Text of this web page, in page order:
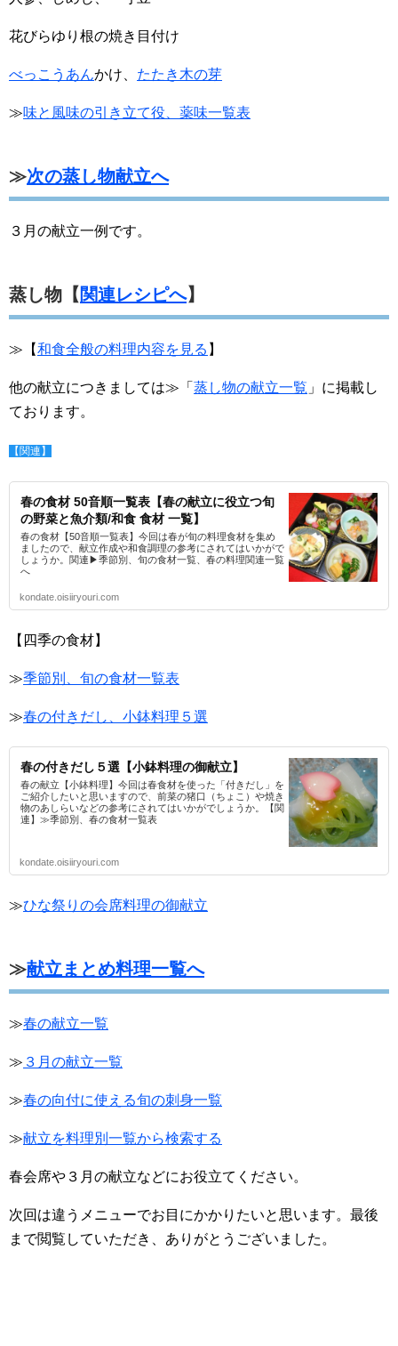
花びらゆり根の焼き目付け
べっこうあんかけ、 たたき木の芽
≫味と風味の引き立て役、薬味一覧表
≫次の蒸し物献立へ
３月の献立一例です。
蒸し物【 関連レシピへ】
≫【和食全般の料理内容を見る 】
他の献立につきましては≫「 蒸し物の献立一覧 」に掲載し
ております。
【関連】
春の食材 50音順一覧表【春の献立に役立つ旬
の野菜と魚介類/和食 食材 一覧】
春の食材【50音順一覧表】今回は春が旬の料理食材を集め
ましたので、献立作成や和食調理の参考にされてはいかがで
しょうか。関連▶季節別、旬の食材一覧、春の料理関連一覧
へ
kondate.oisiiryouri.com
【四季の食材】
≫季節別、旬の食材一覧表
≫春の付きだし、小鉢料理５選
春の付きだし５選【小鉢料理の御献立】
春の献立【小鉢料理】今回は春食材を使った「付きだし」を
ご紹介したいと思いますので、前菜の猪口（ちょこ）や焼き
物のあしらいなどの参考にされてはいかがでしょうか。【関
連】≫季節別、春の食材一覧表
kondate.oisiiryouri.com
≫ひな祭りの会席料理の御献立
≫献立まとめ料理一覧へ
≫春の献立一覧
≫ ３月の献立一覧
≫春の向付に使える旬の刺身一覧
≫献立を料理別一覧から検索する
春会席や３月の献立などにお役立てください。
次回は違うメニューでお目にかかりたいと思います。最後
まで閲覧していただき、ありがとうございました。